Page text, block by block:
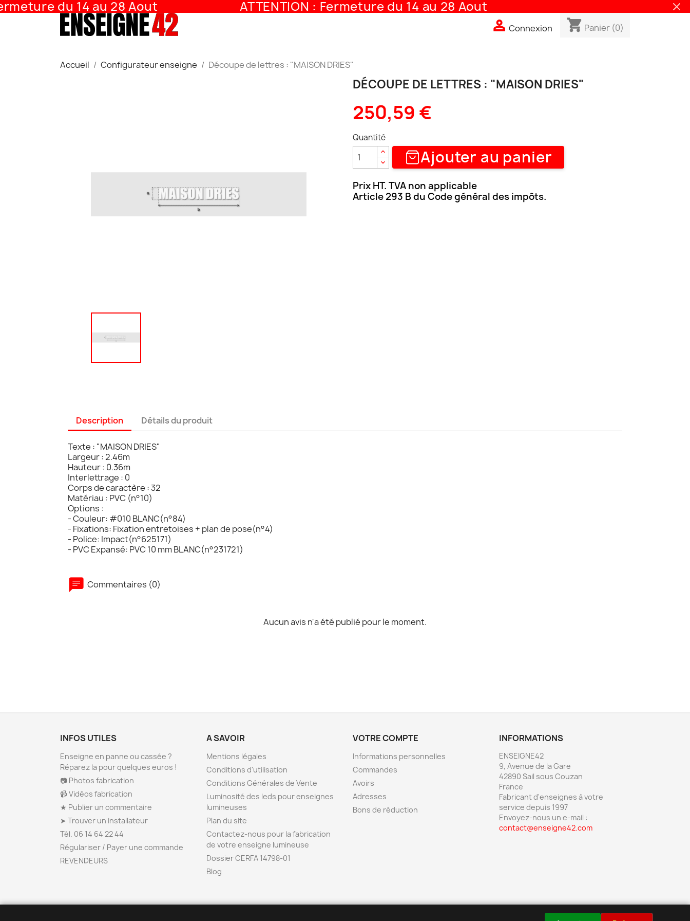
du 14 au 28 Aout ATTENTION : Fermeture du 14 au 28 Aout
 Connexion shopping_cart Panier (0)
Accueil Configurateur enseigne Découpe de lettres : "MAISON DRIES"
DÉCOUPE DE LETTRES : "MAISON DRIES"
250,59 €
Quantité
Ajouter au panier
Prix HT. TVA non applicable
Article 293 B du Code général des impôts.
Description Détails du produit
Texte : "MAISON DRIES"
Largeur : 2.46m
Hauteur : 0.36m
Interlettrage : 0
Corps de caractère : 32
Matériau : PVC (n°10)
Options :
- Couleur: #010 BLANC(n°84)
- Fixations: Fixation entretoises + plan de pose(n°4)
- Police: Impact(n°625171)
- PVC Expansé: PVC 10 mm BLANC(n°231721)
Commentaires (0)
Aucun avis n'a été publié pour le moment.
INFOS UTILES
Enseigne en panne ou cassée ?
Réparez la pour quelques euros !
📷 Photos fabrication
📹 Vidéos fabrication
★ Publier un commentaire
➤ Trouver un installateur
Tél. 06 14 64 22 44
Régulariser / Payer une commande
REVENDEURS
A SAVOIR
Mentions légales
Conditions d'utilisation
Conditions Générales de Vente
Luminosité des leds pour enseignes
lumineuses
Plan du site
Contactez-nous pour la fabrication
de votre enseigne lumineuse
Dossier CERFA 14798-01
Blog
VOTRE COMPTE
Informations personnelles
Commandes
Avoirs
Adresses
Bons de réduction
INFORMATIONS
ENSEIGNE42
9, Avenue de la Gare
42890 Sail sous Couzan
France
Fabricant d'enseignes à votre
service depuis 1997
Envoyez-nous un e-mail :
contact@enseigne42.com